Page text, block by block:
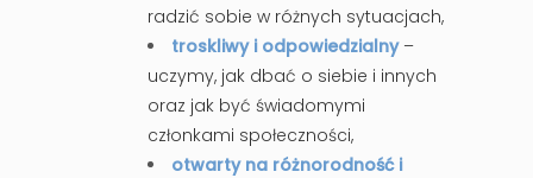
radzić sobie w różnych sytuacjach,
troskliwy i odpowiedzialny –
uczymy, jak dbać o siebie i innych
oraz jak być świadomymi
członkami społeczności,
otwarty na różnorodność i